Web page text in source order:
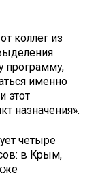
коллег из
программу,
именно
этот
назначения».
четыре
в Крым,